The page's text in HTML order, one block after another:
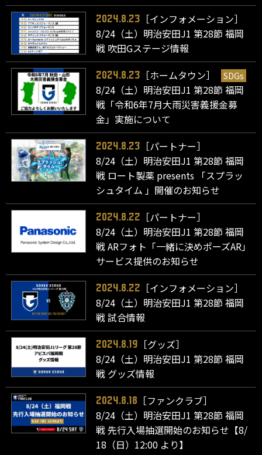
2024.8.23
［インフォメーション］
8/24（土）明治安田J1 第28節 福岡
戦 吹田Gステージ情報
2024.8.23 ［ホームタウン］ SDGs
8/24（土）明治安田J1 第28節 福岡
戦「令和6年7月大雨災害義援金募
金」実施について
2024.8.23
［パートナー］
8/24（土）明治安田J1 第28節 福岡
戦 ロート製薬 presents 「スプラッ
シュタイム 」開催のお知らせ
2024.8.22
［パートナー］
8/24（土）明治安田J1 第28節 福岡
戦 ARフォト「一緒に決めポーズAR」
サービス提供のお知らせ
2024.8.22
［インフォメーション］
8/24（土）明治安田J1 第28節 福岡
戦 試合情報
2024.8.19
［グッズ］
8/24（土）明治安田J1 第28節 福岡
戦 グッズ情報
2024.8.18
［ファンクラブ］
8/24（土）明治安田J1 第28節 福岡
戦 先行入場抽選開始のお知らせ【8/
18（日）12:00 より】